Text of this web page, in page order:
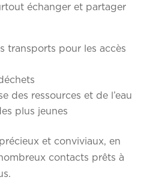
échanger et partager
transports pour les accès
des ressources et de l’eau
plus jeunes
et conviviaux, en
contacts prêts à